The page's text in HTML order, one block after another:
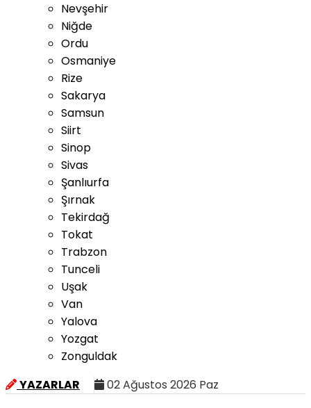
Nevşehir
Niğde
Ordu
Osmaniye
Rize
Sakarya
Samsun
Siirt
Sinop
Sivas
Şanlıurfa
Şırnak
Tekirdağ
Tokat
Trabzon
Tunceli
Uşak
Van
Yalova
Yozgat
Zonguldak
YAZARLAR
02 Ağustos 2026 Paz